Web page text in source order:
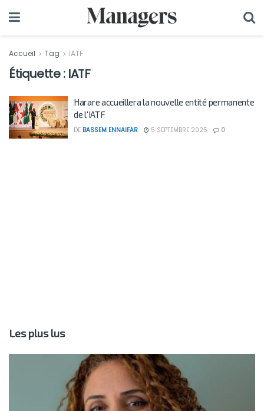
Accueil Tag IATF
Étiquette : IATF
Harare accueillera la nouvelle entité permanente
de l’IATF
DE BASSEM ENNAIFAR 5 SEPTEMBRE 2025 0
Les plus lus